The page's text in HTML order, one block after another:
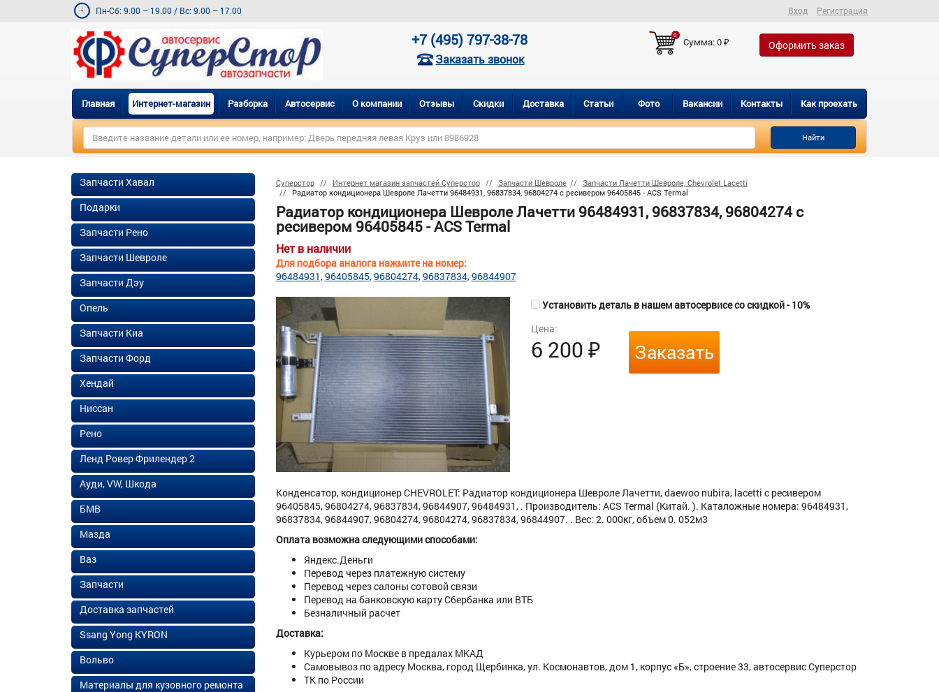
Пн-Сб: 9.00 – 19.00 / Вс: 9.00 – 17.00 Вход Регистрация
+7 (495) 797-38-78
Заказать звонок
0
Сумма:0₽ Оформить заказ
Главная Интернет-магазин Разборка Автосервис О компании Отзывы Скидки Доставка Статьи Фото Вакансии Контакты Как проехать
Найти
Суперстор Интернет магазин запчастей Суперстор Запчасти Шевроле
Запчасти Лачетти Шевроле, Chevrolet Lacetti
Радиатор кондиционера Шевроле Лачетти 96484931, 96837834, 96804274 c ресивером 96405845 - ACS Termal
Радиатор кондиционера Шевроле Лачетти 96484931, 96837834, 96804274 c
ресивером 96405845 - ACS Termal
Нет в наличии
Для подбора аналога нажмите на номер:
96484931 96405845 96804274 96837834 96844907
Установить деталь в нашем автосервисе со скидкой - 10%
Цена:
6 200₽ Заказать
Конденсатор, кондиционер CHEVROLET: Радиатор кондиционера Шевроле Лачетти, daewoo nubira, lacetti c ресивером
96405845, 96804274, 96837834, 96844907, 96484931, . Производитель: ACS Termal (Китай. ). Каталожные номера: 96484931,
96837834, 96844907, 96804274, 96804274, 96837834, 96844907. . Вес: 2. 000кг, объем 0. 052м3
Оплата возможна следующими способами:
Яндекс.Деньги
Перевод через платежную систему
Перевод через салоны сотовой связи
Перевод на банковскую карту Сбербанка или ВТБ
Безналичный расчет
Доставка:
Курьером по Москве в предалах МКАД
Самовывоз по адресу Москва, город Щербинка, ул. Космонавтов, дом 1, корпус «Б», строение 33, автосервис Суперстор
ТК по России
Запчасти Хавал
Подарки
Запчасти Рено
Запчасти Шевроле
Запчасти Дэу
Опель
Запчасти Киа
Запчасти Форд
Хендай
Ниссан
Рено
Ленд Ровер Фрилендер 2
Ауди, VW, Шкода
БМВ
Мазда
Ваз
Запчасти
Доставка запчастей
Ssang Yong KYRON
Вольво
Материалы для кузовного ремонта